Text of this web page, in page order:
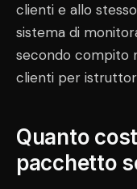
clienti e allo
sistema di
secondo compito
clienti per
Quanto
pacchetto